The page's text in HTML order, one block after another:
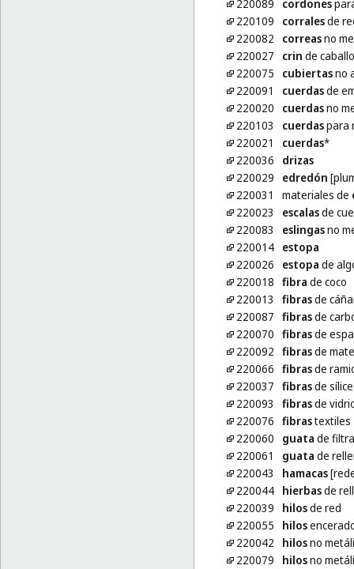
220089 cordones
220109
corralesde
220082
correasno
220027
crin de
220075
cubiertasno
220091
cuerdasde
220020
cuerdasno
220103
cuerdaspara
220021
cuerdas*
220036
drizas
220029
edredón
220031
materiales de
220023
escalasde
220083
eslingasno
220014 estopa
220026
estopa de
220018 fibra de coco
220013
fibrasde
220087 fibrasde
220070 fibrasde
220092 fibrasde
220066 fibrasde
220037 fibrasde
220093
fibrasde
220076 fibrastextiles
220060
guata de
220061
guata de
220043
hamacas
220044 hierbasde
220039
hilosde red
220055
hilos
220042
hilosno
220079
hilosno